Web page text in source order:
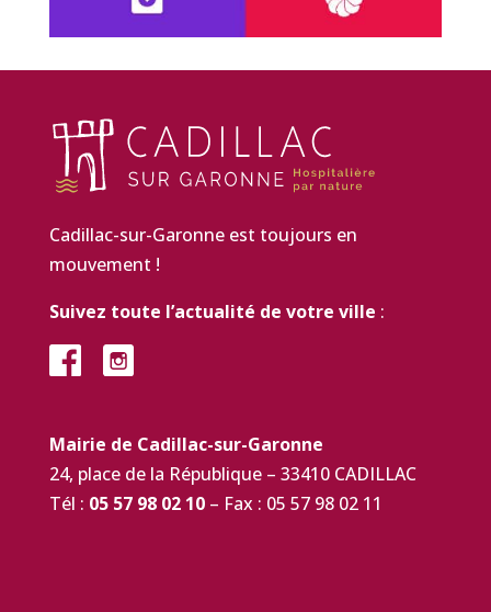
Cadillac-sur-Garonne est toujours en
mouvement !
Suivez toute l’actualité de votre ville :
Mairie de Cadillac-sur-Garonne
24, place de la République – 33410 CADILLAC
Tél : 05 57 98 02 10– Fax : 05 57 98 02 11